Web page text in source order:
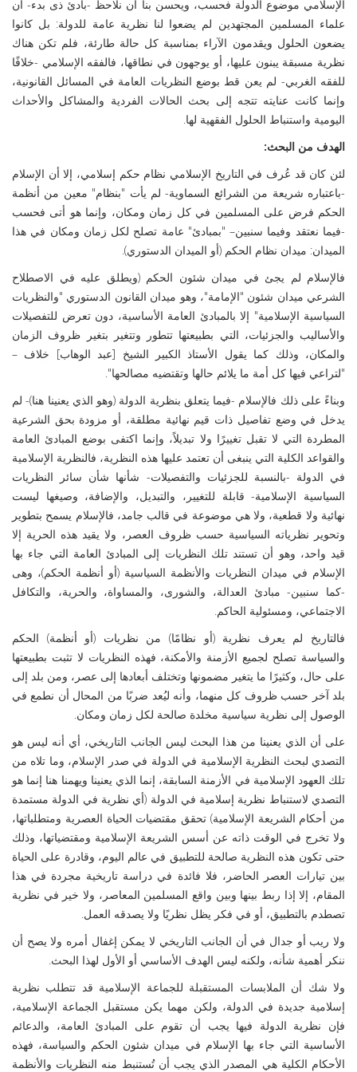
الإسلامي موضوع الدولة فحسب، ويحسن بنا أن نلاحظ -بادئ ذى بدء- أن
علماء المسلمين المجتهدين لم يضعوا لنا نظرية عامة للدولة: بل كانوا
يضعون الحلول ويقدمون الآراء بمناسبة كل حالة طارئة، فلم تكن هناك
نظرية مسبقة يبنون عليها، أو يوجهون في نطاقها، فالفقه الإسلامي -خلافًا
للفقه الغربي- لم يعن قط بوضع النظريات العامة في المسائل القانونية،
وإنما كانت عنايته تتجه إلى بحث الحالات الفردية والمشاكل والأحداث
اليومية واستنباط الحلول الفقهية لها.
الهدف من البحث:
لئن كان قد عُرف في التاريخ الإسلامي نظام حكم إسلامي، إلا أن الإسلام
-باعتباره شريعة من الشرائع السماوية- لم يأت "بنظام" معين من أنظمة
الحكم فرض على المسلمين في كل زمان ومكان، وإنما هو أتى فحسب
-فيما نعتقد وفيما سنبين– "بمبادئ" عامة تصلح لكل زمان ومكان في هذا
الميدان: ميدان نظام الحكم (أو الميدان الدستوري).
فالإسلام لم يجئ في ميدان شئون الحكم (ويطلق عليه في الاصطلاح
الشرعي ميدان شئون "الإمامة"، وهو ميدان القانون الدستوري "والنظريات
السياسية الإسلامية" إلا بالمبادئ العامة الأساسية، دون تعرض للتفصيلات
والأساليب والجزئيات، التي بطبيعتها تتطور وتتغير بتغير ظروف الزمان
والمكان، وذلك كما يقول الأستاذ الكبير الشيخ [عبد الوهاب] خلاف –
"لتراعي فيها كل أمة ما يلائم حالها وتقتضيه مصالحها".
وبناءً على ذلك فالإسلام -فيما يتعلق بنظرية الدولة (وهو الذي يعنينا هنا)- لم
يدخل في وضع تفاصيل ذات قيم نهائية مطلقة، أو مزودة بحق الشرعية
المطردة التي لا تقبل تغييرًا ولا تبديلاً، وإنما اكتفى بوضع المبادئ العامة
والقواعد الكلية التي ينبغى أن تعتمد عليها هذه النظرية، فالنظرية الإسلامية
في الدولة -بالنسبة للجزئيات والتفصيلات- شأنها شأن سائر النظريات
السياسية الإسلامية- قابلة للتغيير، والتبديل، والإضافة، وصيغها ليست
نهائية ولا قطعية، ولا هي موضوعة في قالب جامد، فالإسلام يسمح بتطوير
وتحوير نظرياته السياسية حسب ظروف العصر، ولا يقيد هذه الحرية إلا
قيد واحد، وهو أن تستند تلك النظريات إلى المبادئ العامة التي جاء بها
الإسلام في ميدان النظريات والأنظمة السياسية (أو أنظمة الحكم)، وهى
-كما سنبين- مبادئ العدالة، والشورى، والمساواة، والحرية، والتكافل
الاجتماعي، ومسئولية الحاكم.
فالتاريخ لم يعرف نظرية (أو نظامًا) من نظريات (أو أنظمة) الحكم
والسياسة تصلح لجميع الأزمنة والأمكنة، فهذه النظريات لا تثبت بطبيعتها
على حال، وكثيرًا ما يتغير مضمونها وتختلف أبعادها إلى عصر، ومن بلد إلى
بلد آخر حسب ظروف كل منهما، وأنه ليُعد ضربًا من المحال أن نطمع في
الوصول إلى نظرية سياسية مخلدة صالحة لكل زمان ومكان.
على أن الذي يعنينا من هذا البحث ليس الجانب التاريخي، أي أنه ليس هو
التصدي لبحث النظرية الإسلامية في الدولة في صدر الإسلام، وما تلاه من
تلك العهود الإسلامية في الأزمنة السابقة، إنما الذي يعنينا ويهمنا هنا إنما هو
التصدي لاستنباط نظرية إسلامية في الدولة (أي نظرية في الدولة مستمدة
من أحكام الشريعة الإسلامية) تحقق مقتضيات الحياة العصرية ومتطلباتها،
ولا تخرج في الوقت ذاته عن أسس الشريعة الإسلامية ومقتضياتها، وذلك
حتى تكون هذه النظرية صالحة للتطبيق في عالم اليوم، وقادرة على الحياة
بين تيارات العصر الحاضر، فلا فائدة في دراسة تاريخية مجردة في هذا
المقام، إلا إذا ربط بينها وبين واقع المسلمين المعاصر، ولا خير في نظرية
تصطدم بالتطبيق، أو في فكر يظل نظريًا ولا يصدقه العمل.
ولا ريب أو جدال في أن الجانب التاريخي لا يمكن إغفال أمره ولا يصح أن
ننكر أهمية شأنه، ولكنه ليس الهدف الأساسي أو الأول لهذا البحث.
ولا شك أن الملابسات المستقبلة للجماعة الإسلامية قد تتطلب نظرية
إسلامية جديدة في الدولة، ولكن مهما يكن مستقبل الجماعة الإسلامية،
فإن نظرية الدولة فيها يجب أن تقوم على المبادئ العامة، والدعائم
الأساسية التي جاء بها الإسلام في ميدان شئون الحكم والسياسة، فهذه
الأحكام الكلية هي المصدر الذي يجب أن تُستنبط منه النظريات والأنظمة